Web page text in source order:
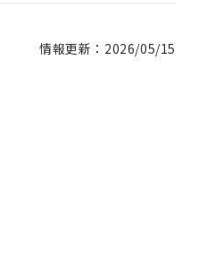
情報更新：2026/05/15